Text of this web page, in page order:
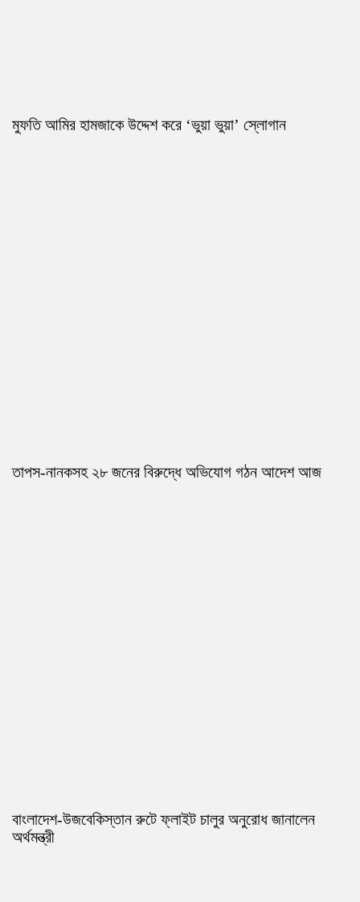
মুফতি আমির হামজাকে উদ্দেশ করে ‘ভুয়া ভুয়া’ স্লোগান
তাপস-নানকসহ ২৮ জনের বিরুদ্ধে অভিযোগ গঠন আদেশ আজ
বাংলাদেশ-উজবেকিস্তান রুটে ফ্লাইট চালুর অনুরোধ জানালেন
অর্থমন্ত্রী